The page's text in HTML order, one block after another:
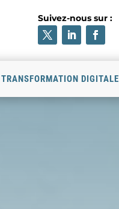
Suivez-nous sur :
TRANSFORMATION DIGITALE